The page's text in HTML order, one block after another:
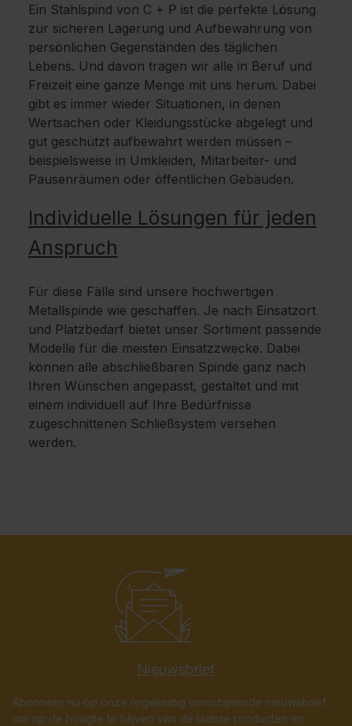
Ein Stahlspind von C + P ist die perfekte Lösung
zur sicheren Lagerung und Aufbewahrung von
persönlichen Gegenständen des täglichen
Lebens. Und davon tragen wir alle in Beruf und
Freizeit eine ganze Menge mit uns herum. Dabei
gibt es immer wieder Situationen, in denen
Wertsachen oder Kleidungsstücke abgelegt und
gut geschützt aufbewahrt werden müssen –
beispielsweise in Umkleiden, Mitarbeiter- und
Pausenräumen oder öffentlichen Gebäuden.
Individuelle Lösungen für jeden
Anspruch
Für diese Fälle sind unsere hochwertigen
Metallspinde wie geschaffen. Je nach Einsatzort
und Platzbedarf bietet unser Sortiment passende
Modelle für die meisten Einsatzzwecke. Dabei
können alle abschließbaren Spinde ganz nach
Ihren Wünschen angepasst, gestaltet und mit
einem individuell auf Ihre Bedürfnisse
zugeschnittenen Schließsystem versehen
werden.
Nieuwsbrief
Abonneer nu op onze regelmatig verschijnende nieuwsbrief
om op de hoogte te blijven van de laatste producten en